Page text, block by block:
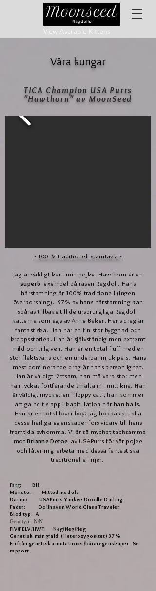
View Available Kittens
Våra kungar
TICA Champion USA Purrs
"Hawthorn" av MoonSeed
- 100 % traditionell stamtavla -
Jag är väldigt kär i min pojke. Hawthorn är en
superb exempel på rasen Ragdoll. Hans
härstamning är 100% traditionell (ingen
överkorsning). 97% av hans härstamning kan
spåras tillbaka till de ursprungliga Ragdoll-
katterna som ägs av Anne Baker. Hans drag är
fantastiska. Han har en fin stor byggnad och
kroppsstorlek. Han är självständig men extremt
mild och tillgiven. Han är en total fluff med en
stor fläktsvans och en underbar mjuk päls. Hans
mest dominerande drag är hans personlighet.
Han är väldigt lättsam, han må vara stor men
han lyckas fortfarande smälta in i mitt knä. Han
är väldigt mycket en "floppy cat", han kommer
att gå helt slapp i kapitulation när han hålls.
Han är en total lover boy! Jag hoppas att alla
dessa härliga egenskaper förs vidare till hans
framtida avkomma. Vi är så mycket tacksamma
motBrianne Defoe av USAPurrs för vår pojke
och låter mig arbeta med dessa fantastiska
traditionella linjer.
Färg:
Blå
Mönster:
Mitted med eld
Damm:
USAPurrs Yankee Doodle Darling
Fader:
Dollhaven World Class Traveler
Blod typ: A
Genotyp: N/N
FIV/FELV/HWT:
Neg/Neg/Neg
Genetisk mångfald (Heterozygositet) 37 %
Fri från genetiska mutationer/bäraregenskaper - Se
rapport